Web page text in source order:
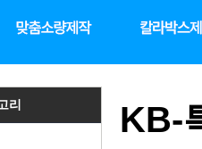
리 KB-